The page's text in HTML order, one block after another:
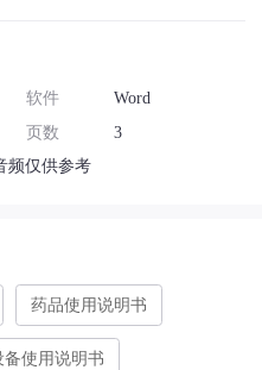
软件
Word
页数
3
频仅供参考
药品使用说明书
备使用说明书